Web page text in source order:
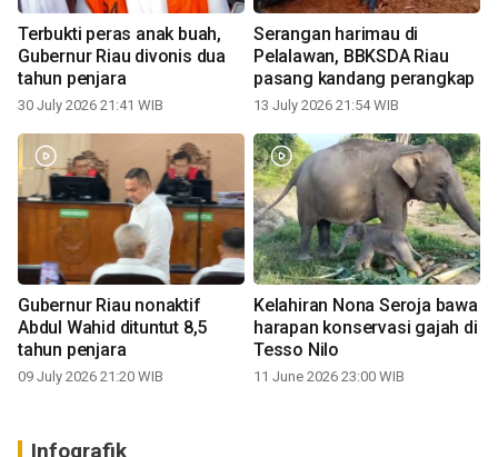
Terbukti peras anak buah,
Gubernur Riau divonis dua
tahun penjara
30 July 2026 21:41 WIB
Serangan harimau di
Pelalawan, BBKSDA Riau
pasang kandang perangkap
13 July 2026 21:54 WIB
Gubernur Riau nonaktif
Abdul Wahid dituntut 8,5
tahun penjara
09 July 2026 21:20 WIB
Kelahiran Nona Seroja bawa
harapan konservasi gajah di
Tesso Nilo
11 June 2026 23:00 WIB
Infografik